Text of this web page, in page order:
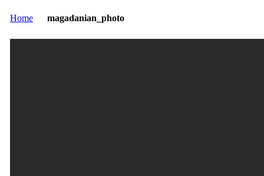
Home magadanian_photo